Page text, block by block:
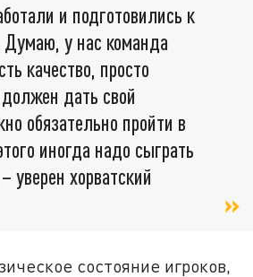
и подготовились к
Думаю, у нас команда
качество, просто
дать свой
обязательно пройти в
иногда надо сыграть
уверен хорватский
состояние игроков,